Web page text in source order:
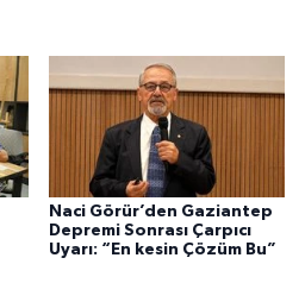
Naci Görür’den Gaziantep
Depremi Sonrası Çarpıcı
Uyarı: “En kesin Çözüm Bu”